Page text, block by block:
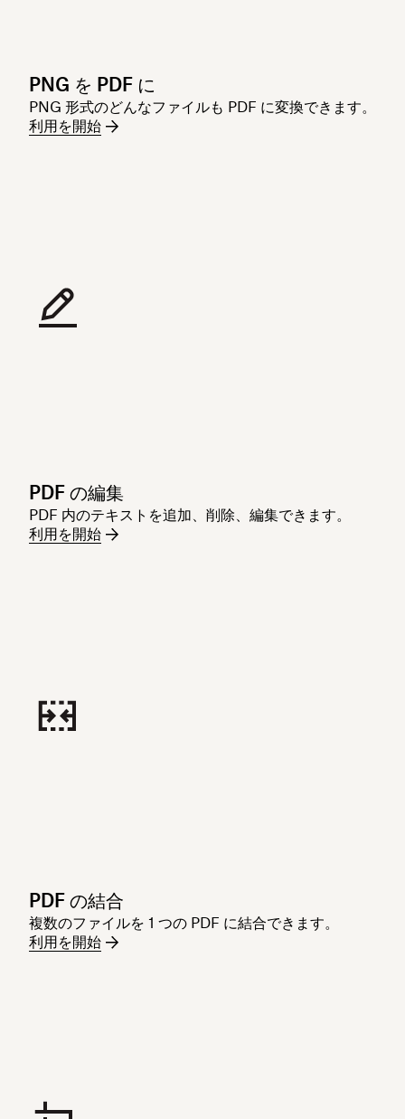
PNG を PDF に
PNG 形式のどんなファイルも PDF に変換できます。
利用を開始
PDF の編集
PDF 内のテキストを追加、削除、編集できます。
利用を開始
PDF の結合
複数のファイルを 1 つの PDF に結合できます。
利用を開始